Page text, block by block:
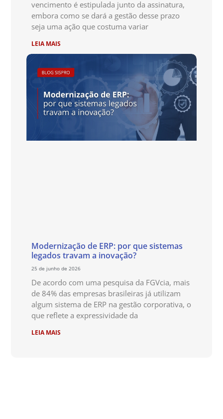
vencimento é estipulada junto da assinatura,
embora como se dará a gestão desse prazo
seja uma ação que costuma variar
LEIA MAIS
Modernização de ERP: por que sistemas
legados travam a inovação?
25 de junho de 2026
De acordo com uma pesquisa da FGVcia, mais
de 84% das empresas brasileiras já utilizam
algum sistema de ERP na gestão corporativa, o
que reflete a expressividade da
LEIA MAIS